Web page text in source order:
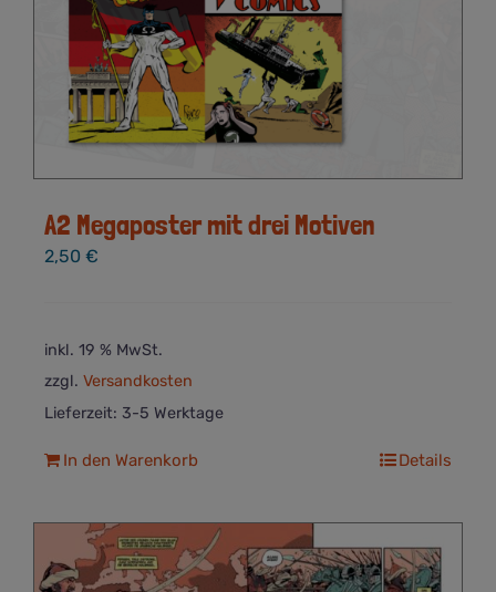
A2 Megaposter mit drei Motiven
2,50 €
inkl. 19 % MwSt.
zzgl. Versandkosten
Lieferzeit: 3-5 Werktage
In den Warenkorb Details